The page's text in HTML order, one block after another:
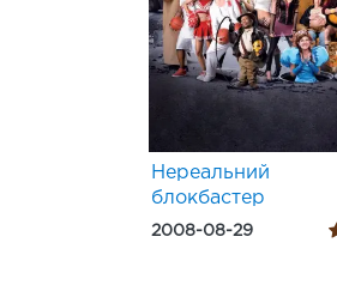
Нереальний
блокбастер
2008-08-29